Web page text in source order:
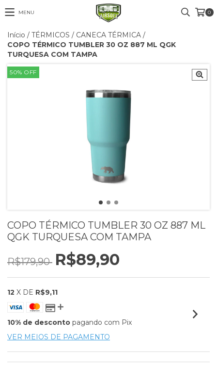
MENU 0
Início / TÉRMICOS / CANECA TÉRMICA /
COPO TÉRMICO TUMBLER 30 OZ 887 ML QGK
TURQUESA COM TAMPA
50% OFF
COPO TÉRMICO TUMBLER 30 OZ 887 ML
QGK TURQUESA COM TAMPA
R$179,90 R$89,90
12 X DE R$9,11
10% de desconto pagando com Pix
VER MEIOS DE PAGAMENTO